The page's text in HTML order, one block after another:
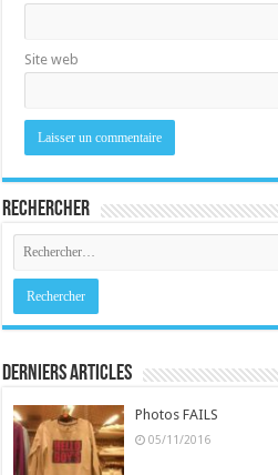
Site web
Rechercher
Derniers Articles
Photos FAILS
05/11/2016